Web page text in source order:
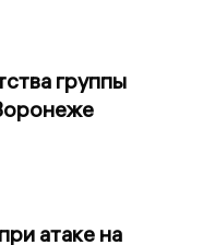
группы
атаке на